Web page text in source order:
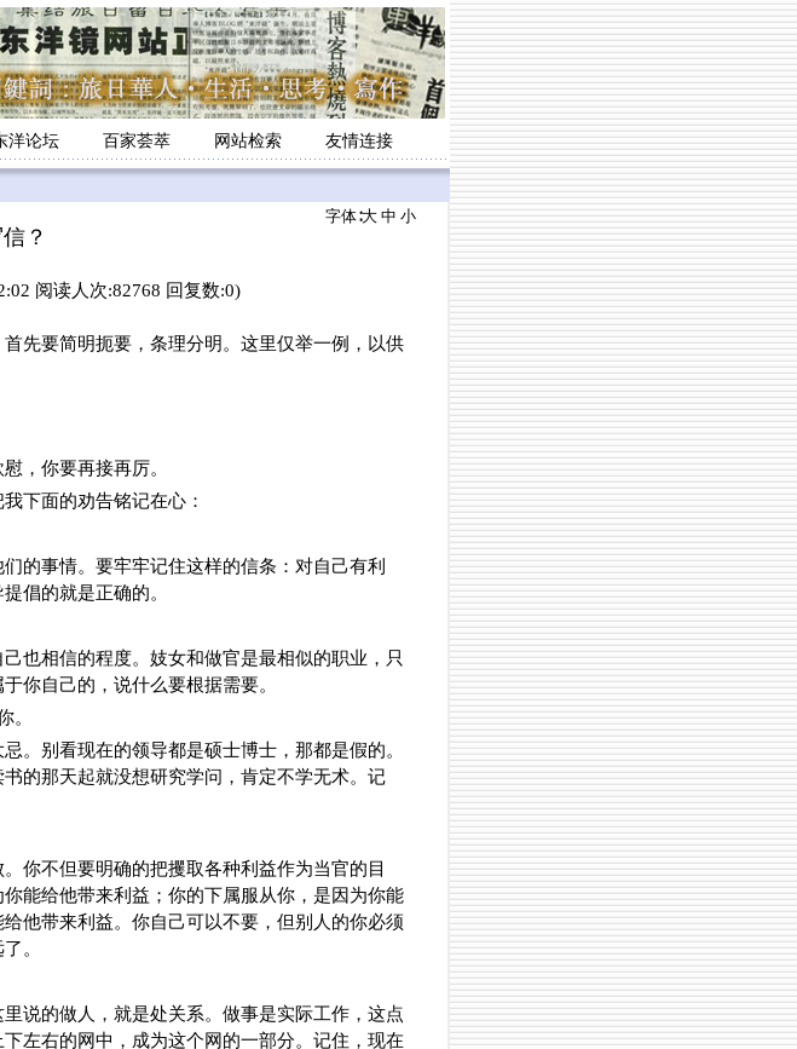
洋论坛 百家荟萃 网站检索 友情连接
字体∶大 中 小
？
阅读人次:82768 回复数:0)
要简明扼要，条理分明。这里仅举一例，以供
，你要再接再厉。
下面的劝告铭记在心：
的事情。要牢牢记住这样的信条：对自己有利
倡的就是正确的。
也相信的程度。妓女和做官是最相似的职业，只
你自己的，说什么要根据需要。
。
。别看现在的领导都是硕士博士，那都是假的。
的那天起就没想研究学问，肯定不学无术。记
你不但要明确的把攫取各种利益作为当官的目
能给他带来利益；你的下属服从你，是因为你能
他带来利益。你自己可以不要，但别人的你必须
。
说的做人，就是处关系。做事是实际工作，这点
左右的网中，成为这个网的一部分。记住，现在